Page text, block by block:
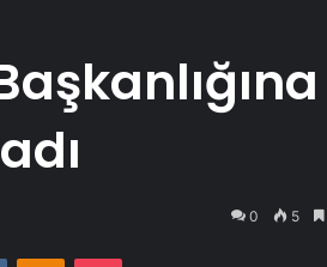
0 5
VKontakteOdnoklassniki
Pocket